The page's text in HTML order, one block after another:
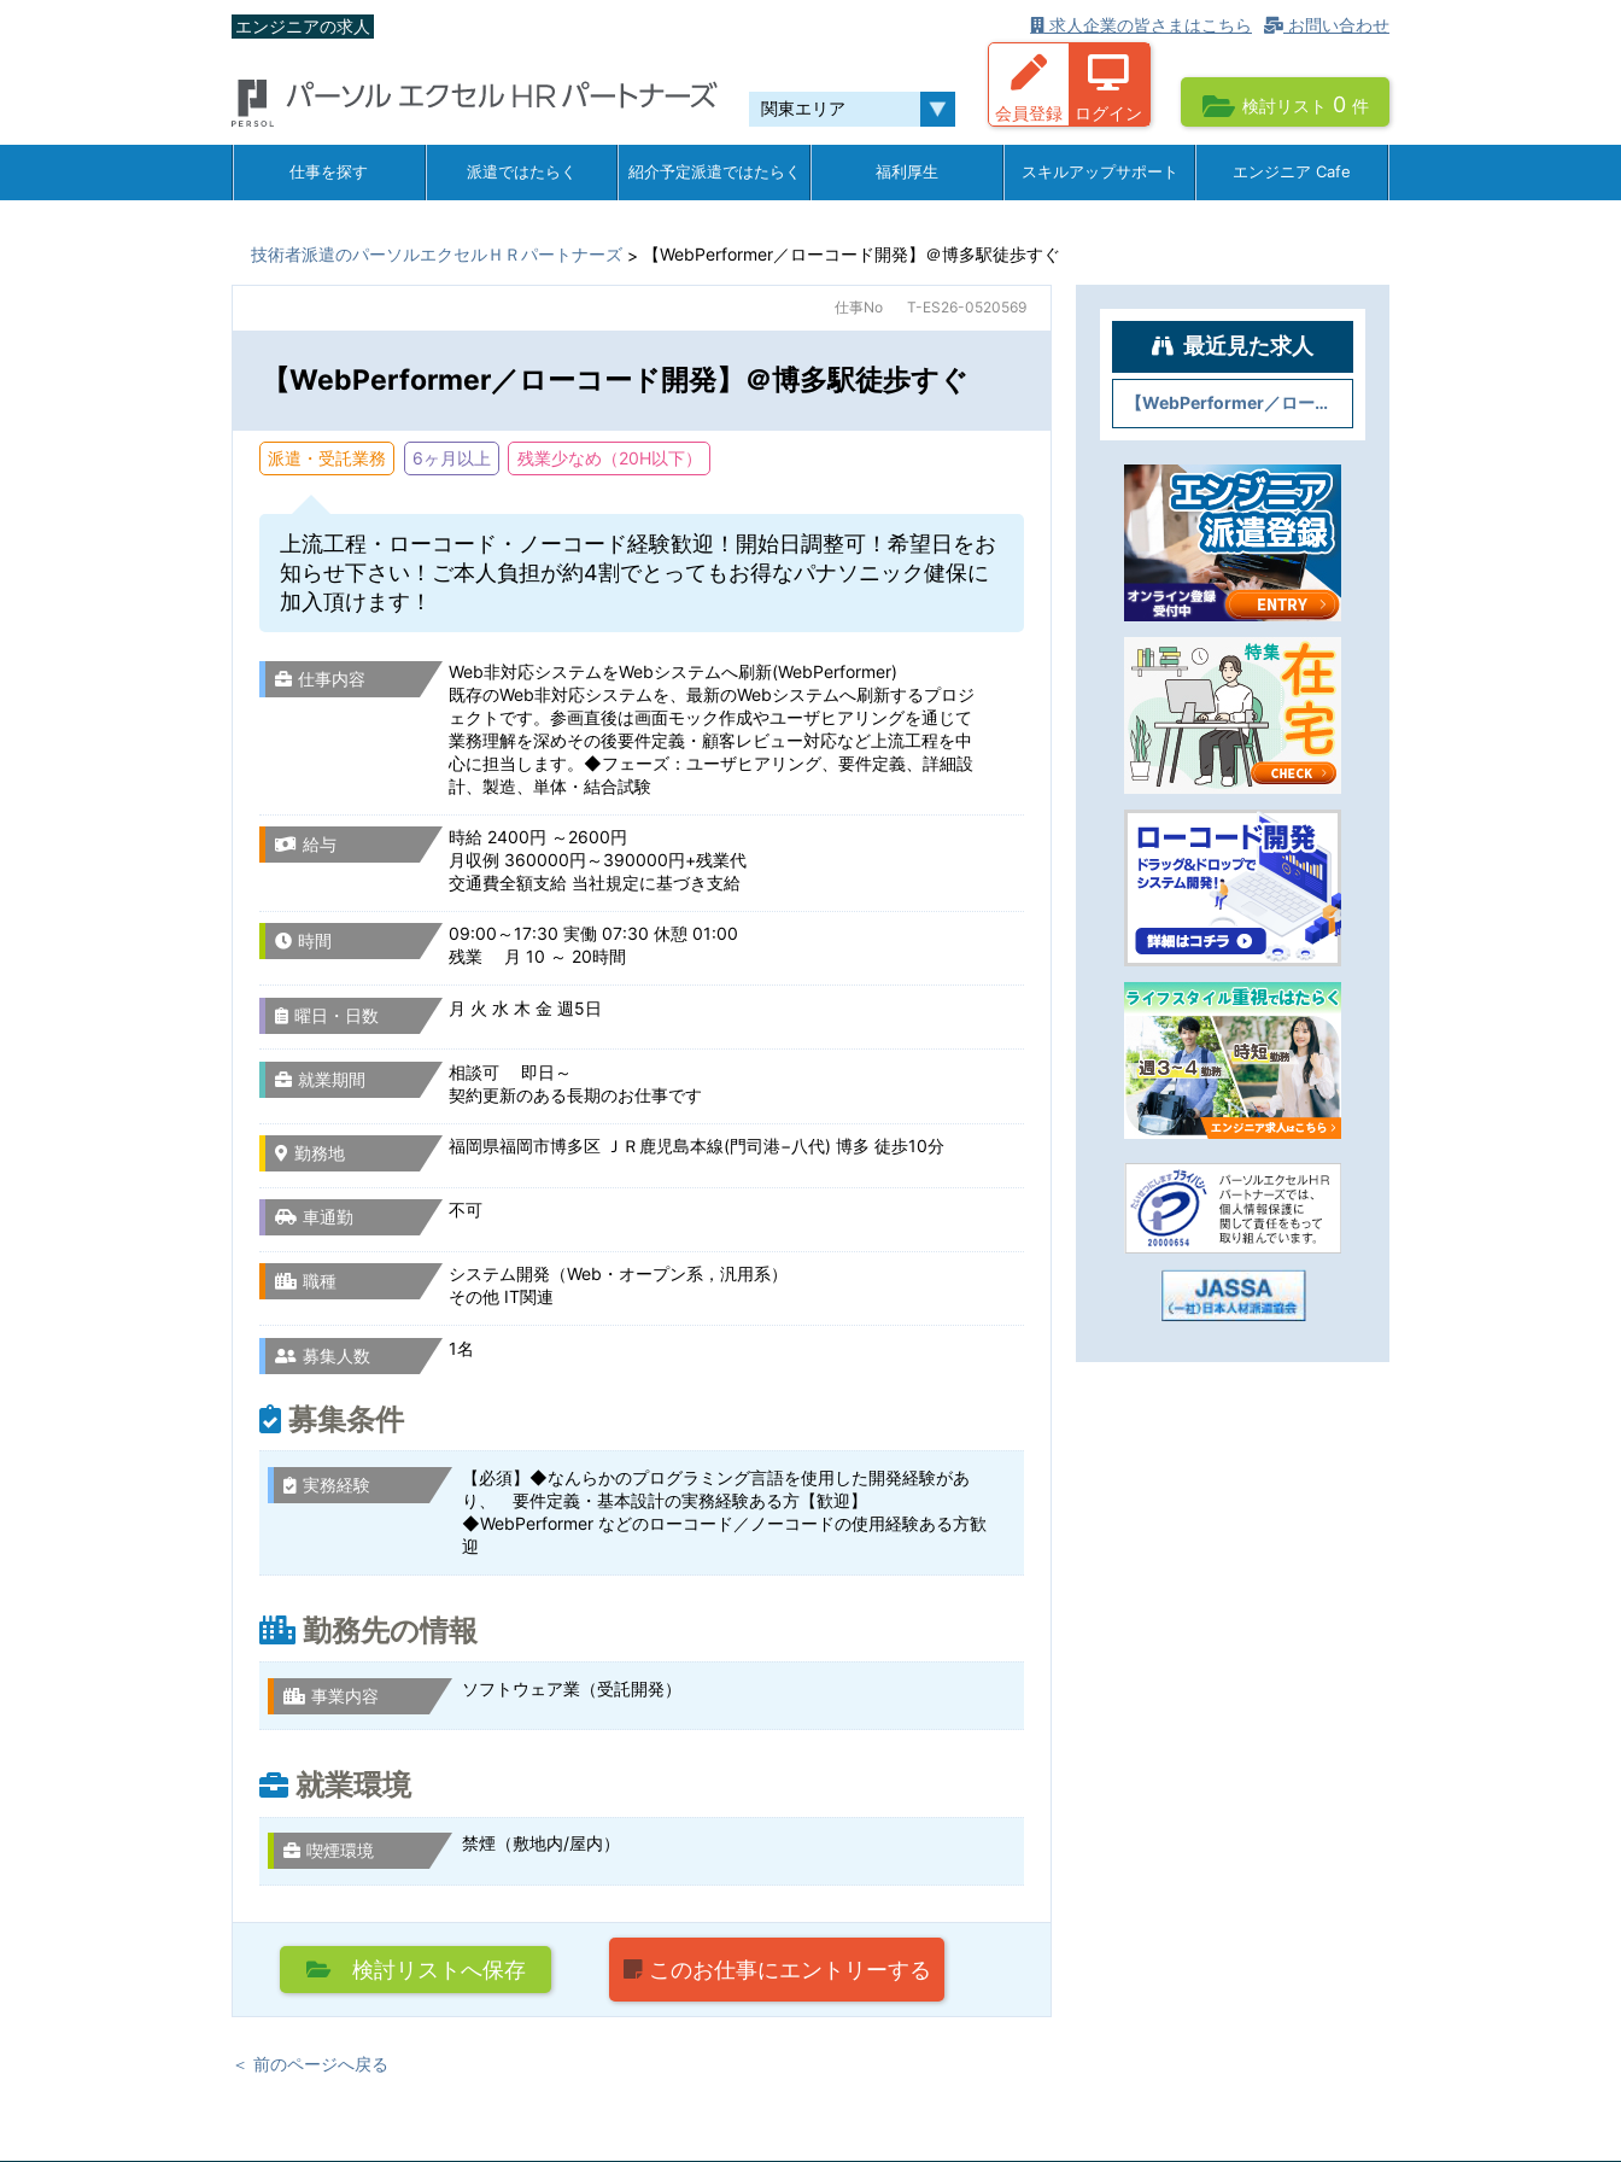
エンジニアの求人 お問い合わせ
求人企業の皆さまはこちら
会員登録 ログイン 検討リスト 0 件
仕事を探す 派遣ではたらく 紹介予定派遣ではたらく 福利厚生 スキルアップサポート エンジニア Cafe
技術者派遣のパーソルエクセルＨＲパートナーズ > 【WebPerformer／ローコード開発】＠博多駅徒歩すぐ
仕事No T-ES26-0520569
【WebPerformer／ローコード開発】＠博多駅徒歩すぐ
派遣・受託業務 6ヶ月以上 残業少なめ（20H以下）
上流工程・ローコード・ノーコード経験歓迎！開始日調整可！希望日をお
知らせ下さい！ご本人負担が約4割でとってもお得なパナソニック健保に
加入頂けます！
仕事内容
Web非対応システムをWebシステムへ刷新(WebPerformer)
既存のWeb非対応システムを、最新のWebシステムへ刷新するプロジ
ェクトです。参画直後は画面モック作成やユーザヒアリングを通じて
業務理解を深めその後要件定義・顧客レビュー対応など上流工程を中
心に担当します。◆フェーズ：ユーザヒアリング、要件定義、詳細設
計、製造、単体・結合試験
給与
時給 2400円 ～2600円
月収例 360000円～390000円+残業代
交通費全額支給 当社規定に基づき支給
時間
09:00～17:30 実働 07:30 休憩 01:00
残業 月 10 ～ 20時間
曜日・日数 月 火 水 木 金 週5日
就業期間
相談可 即日～
契約更新のある長期のお仕事です
勤務地 福岡県福岡市博多区 ＪＲ鹿児島本線(門司港−八代) 博多 徒歩10分
車通勤 不可
職種
システム開発（Web・オープン系，汎用系）
その他 IT関連
募集人数 1名
募集条件
実務経験
【必須】◆なんらかのプログラミング言語を使用した開発経験があ
り、 要件定義・基本設計の実務経験ある方【歓迎】
◆WebPerformer などのローコード／ノーコードの使用経験ある方歓
迎
勤務先の情報
事業内容 ソフトウェア業（受託開発）
就業環境
喫煙環境 禁煙（敷地内/屋内）
検討リストへ保存 このお仕事にエントリーする
最近見た求人
【WebPerformer／ローコード開発】＠博多駅徒歩すぐ
＜ 前のページへ戻る